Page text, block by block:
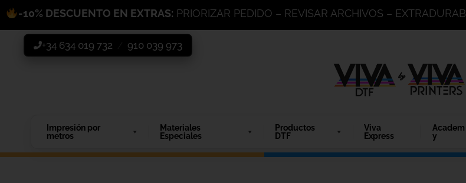
-10% DESCUENTO EN EXTRAS: PRIORIZAR PEDIDO – REVISAR ARCHIVOS –
+34 634 019 732 910 039 973
Impresión por
metros
Materiales
Especiales
Productos
DTF
Viva
Express
Academ
y